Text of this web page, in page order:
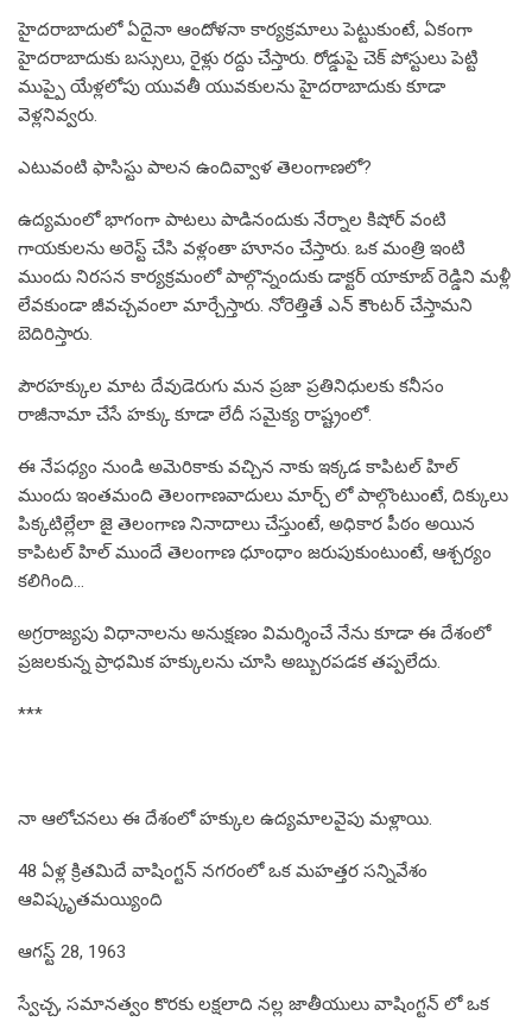
హైదరాబాదులో ఏదైనా ఆందోళనా కార్యక్రమాలు పెట్టుకుంటే, ఏకంగా
హైదరాబాదుకు బస్సులు, రైళ్లు రద్దు చేస్తారు. రోడ్డుపై చెక్ పోస్టులు పెట్టి
ముప్పై యేళ్లలోపు యువతీ యువకులను హైదరాబాదుకు కూడా
వెళ్లనివ్వరు.
ఎటువంటి ఫాసిస్టు పాలన ఉందివ్వాళ తెలంగాణలో?
ఉద్యమంలో భాగంగా పాటలు పాడినందుకు నేర్నాల కిషోర్ వంటి
గాయకులను అరెస్ట్ చేసి వళ్లంతా హూనం చేస్తారు. ఒక మంత్రి ఇంటి
ముందు నిరసన కార్యక్రమంలో పాల్గొన్నందుకు డాక్టర్ యాకూబ్ రెడ్డిని మళ్లీ
లేవకుండా జీవచ్చవంలా మార్చేస్తారు. నోరెత్తితే ఎన్ కౌంటర్ చేస్తామని
బెదిరిస్తారు.
పౌరహక్కుల మాట దేవుడెరుగు మన ప్రజా ప్రతినిధులకు కనీసం
రాజీనామా చేసే హక్కు కూడా లేదీ సమైక్య రాష్ట్రంలో.
ఈ నేపధ్యం నుండి అమెరికాకు వచ్చిన నాకు ఇక్కడ కాపిటల్ హిల్
ముందు ఇంతమంది తెలంగాణవాదులు మార్చ్ లో పాల్గొంటుంటే, దిక్కులు
పిక్కటిల్లేలా జై తెలంగాణ నినాదాలు చేస్తుంటే, అధికార పీఠం అయిన
కాపిటల్ హిల్ ముందే తెలంగాణ ధూంధాం జరుపుకుంటుంటే, ఆశ్చర్యం
కలిగింది…
అగ్రరాజ్యపు విధానాలను అనుక్షణం విమర్శించే నేను కూడా ఈ దేశంలో
ప్రజలకున్న ప్రాధమిక హక్కులను చూసి అబ్బురపడక తప్పలేదు.
***
నా ఆలోచనలు ఈ దేశంలో హక్కుల ఉద్యమాలవైపు మళ్లాయి.
48 ఏళ్ల క్రితమిదే వాషింగ్టన్ నగరంలో ఒక మహత్తర సన్నివేశం
ఆవిష్కృతమయ్యింది
ఆగస్ట్ 28, 1963
స్వేచ్చ, సమానత్వం కొరకు లక్షలాది నల్ల జాతీయులు వాషింగ్టన్ లో ఒక